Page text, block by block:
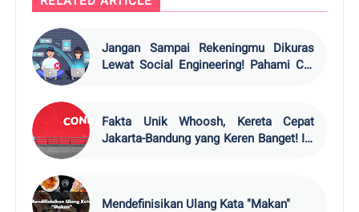
Jangan Sampai Rekeningmu Dikuras
Lewat Social Engineering! Pahami Ciri
Fakta Unik Whoosh, Kereta Cepat
Jakarta-Bandung yang Keren Banget! Ini
Mendefinisikan Ulang Kata "Makan"